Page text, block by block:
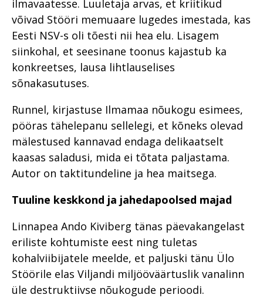
ilmavaatesse. Luuletaja arvas, et kriitikud
võivad Stööri memuaare lugedes imestada, kas
Eesti NSV-s oli tõesti nii hea elu. Lisagem
siinkohal, et seesinane toonus kajastub ka
konkreetses, lausa lihtlauselises
sõnakasutuses.
Runnel, kirjastuse Ilmamaa nõukogu esimees,
pööras tähelepanu sellelegi, et kõneks olevad
mälestused kannavad endaga delikaatselt
kaasas saladusi, mida ei tõtata paljastama.
Autor on taktitundeline ja hea maitsega.
Tuuline keskkond ja jahedapoolsed majad
Linnapea Ando Kiviberg tänas päevakangelast
eriliste kohtumiste eest ning tuletas
kohalviibijatele meelde, et paljuski tänu Ülo
Stöörile elas Viljandi miljööväärtuslik vanalinn
üle destruktiivse nõukogude perioodi.